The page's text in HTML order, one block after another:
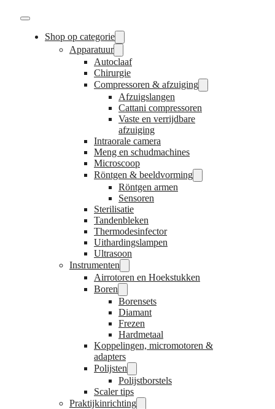
Shop op categorie
Apparatuur
Autoclaaf
Chirurgie
Compressoren & afzuiging
Afzuigslangen
Cattani compressoren
Vaste en verrijdbare
afzuiging
Intraorale camera
Meng en schudmachines
Microscoop
Röntgen & beeldvorming
Röntgen armen
Sensoren
Sterilisatie
Tandenbleken
Thermodesinfector
Uithardingslampen
Ultrasoon
Instrumenten
Airrotoren en Hoekstukken
Boren
Borensets
Diamant
Frezen
Hardmetaal
Koppelingen, micromotoren &
adapters
Polijsten
Polijstborstels
Scaler tips
Praktijkinrichting